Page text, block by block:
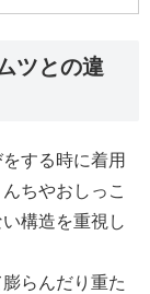
ツとの違
する時に着用
ちやおしっこ
構造を重視し
らんだり重た